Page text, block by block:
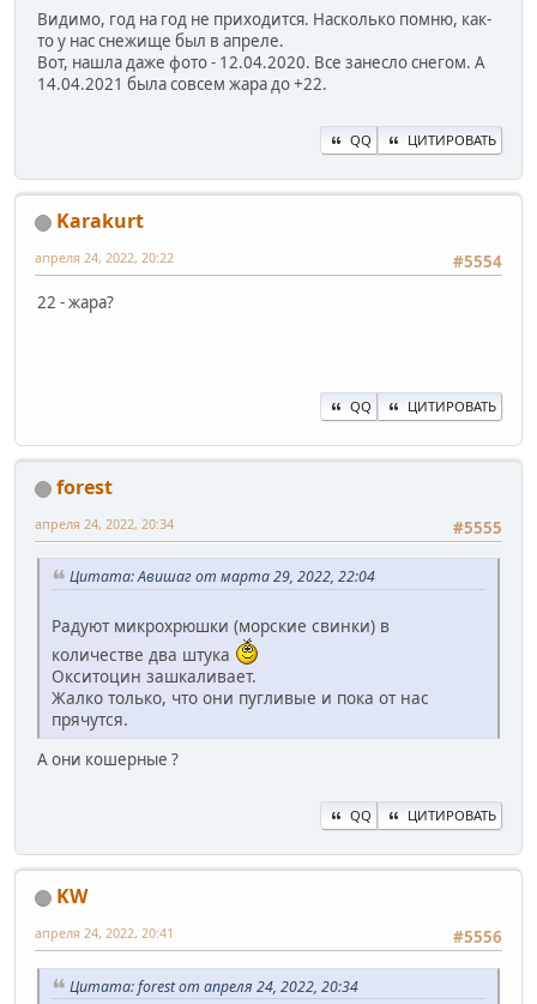
Видимо, год на год не приходится. Насколько помню, как-
то у нас снежище был в апреле.
Вот, нашла даже фото - 12.04.2020. Все занесло снегом. А
14.04.2021 была совсем жара до +22.
QQ ЦИТИРОВАТЬ
Karakurt
#5554
апреля 24, 2022, 20:22
22 - жара?
QQ ЦИТИРОВАТЬ
forest
#5555
апреля 24, 2022, 20:34
Цитата: Авишаг от марта 29, 2022, 22:04
Радуют микрохрюшки (морские свинки) в
количестве два штука
Окситоцин зашкаливает.
Жалко только, что они пугливые и пока от нас
прячутся.
А они кошерные ?
QQ ЦИТИРОВАТЬ
KW
#5556
апреля 24, 2022, 20:41
Цитата: forest от апреля 24, 2022, 20:34